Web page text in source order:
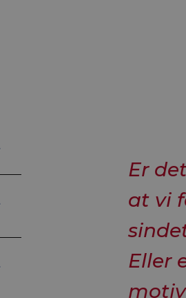
Er
at vi
Eller